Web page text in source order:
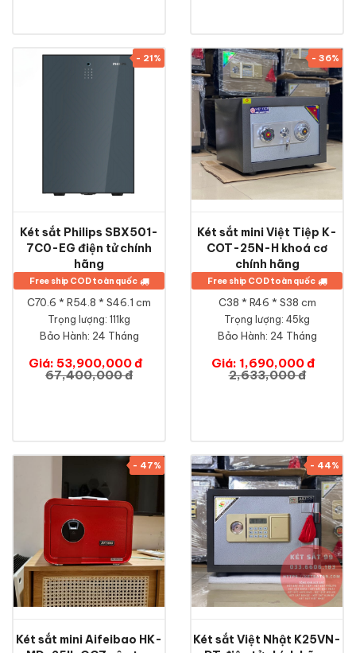
- 21%
Két sắt Philips SBX501-
7C0-EG điện tử chính
hãng
Free ship COD toàn quốc
C70.6 * R54.8 * S46.1 cm
Trọng lượng: 111kg
Bảo Hành: 24 Tháng
Giá: 53,900,000 đ
67,400,000 đ
- 36%
Két sắt mini Việt Tiệp K-
COT-25N-H khoá cơ
chính hãng
Free ship COD toàn quốc
C38 * R46 * S38 cm
Trọng lượng: 45kg
Bảo Hành: 24 Tháng
Giá: 1,690,000 đ
2,633,000 đ
- 47%
Két sắt mini Aifeibao HK-
- 44%
Két sắt Việt Nhật K25VN-